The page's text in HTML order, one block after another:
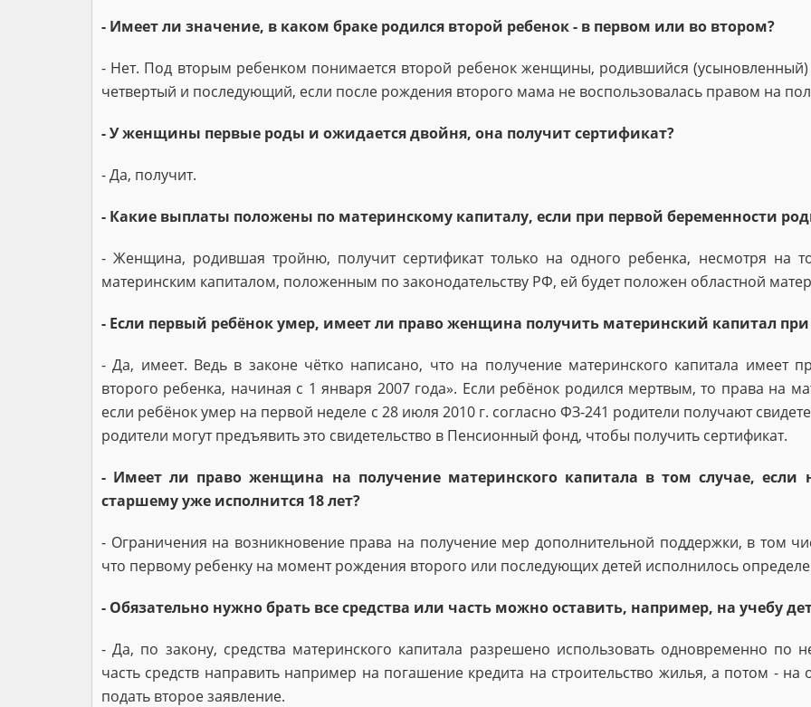
- Имеет ли значение, в каком браке родился второй ребенок - в первом или во втором?
- Нет. Под вторым ребенком понимается второй ребенок женщины, родившийся (усыновленный)
четвертый и последующий, если после рождения второго мама не воспользовалась правом на
- У женщины первые роды и ожидается двойня, она получит сертификат?
- Да, получит.
- Какие выплаты положены по материнскому капиталу, если при первой беременности
- Женщина, родившая тройню, получит сертификат только на одного ребенка, несмотря на
материнским капиталом, положенным по законодательству РФ, ей будет положен областной
- Если первый ребёнок умер, имеет ли право женщи­на получить материнский ка­питал
- Да, имеет. Ведь в законе чётко написано, что на получение материнского капитала имеет
второго ребенка, начиная с 1 января 2007 года». Если ребёнок родился мертвым, то права на
если ребёнок умер на первой неделе с 28 июля 2010 г. согласно ФЗ-241 родители получают
родители могут предъявить это свидетельство в Пенсионный фонд, чтобы получить сертификат.
- Имеет ли право женщина на получение материнского капитала в том случае, если
старшему уже исполнит­ся 18 лет?
- Ограничения на возникновение права на получение мер дополнительной поддержки, в том
что первому ребенку на момент рождения второго или последующих детей исполнилось
- Обязательно нужно брать все средства или часть можно оставить, например, на учебу
- Да, по закону, средства материнского капитала разрешено использовать одновременно по
часть средств направить например на погашение кредита на строительство жилья, а потом -
подать второе заявление.